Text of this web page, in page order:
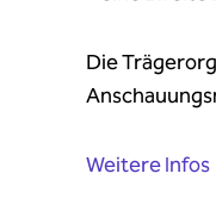
Die
Weitere Infos